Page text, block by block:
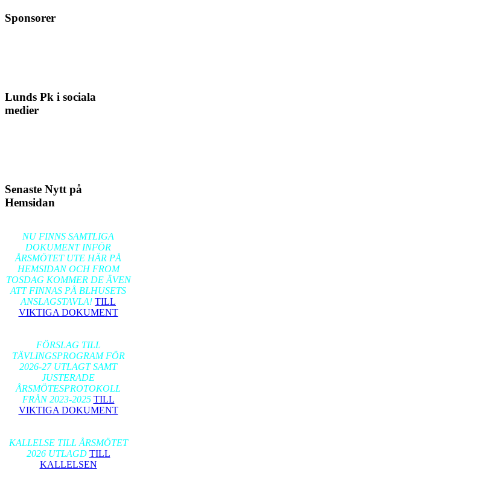
Sponsorer
Lunds Pk i sociala
medier
Senaste Nytt på
Hemsidan
NU FINNS SAMTLIGA
DOKUMENT INFÖR
ÅRSMÖTET UTE HÄR PÅ
HEMSIDAN OCH FROM
TOSDAG KOMMER DE ÄVEN
ATT FINNAS PÅ BLHUSETS
ANSLAGSTAVLA! TILL
VIKTIGA DOKUMENT
FÖRSLAG TILL
TÄVLINGSPROGRAM FÖR
2026-27 UTLAGT SAMT
JUSTERADE
ÅRSMÖTESPROTOKOLL
FRÅN 2023-2025 TILL
VIKTIGA DOKUMENT
KALLELSE TILL ÅRSMÖTET
2026 UTLAGD TILL
KALLELSEN